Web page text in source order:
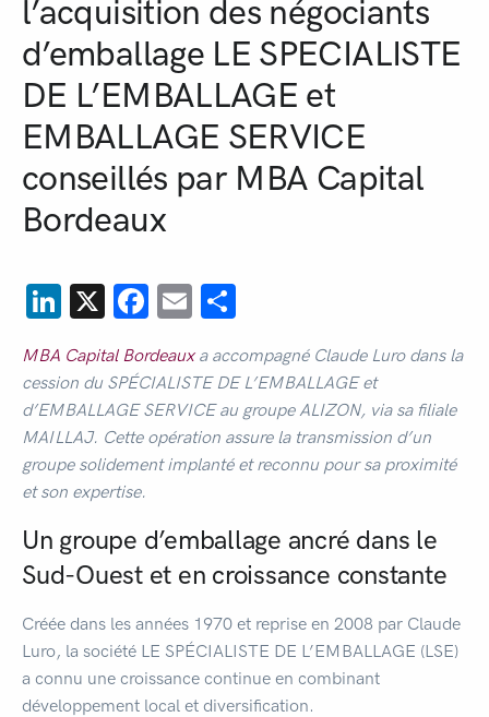
l’acquisition des négociants
d’emballage LE SPECIALISTE
DE L’EMBALLAGE et
EMBALLAGE SERVICE
conseillés par MBA Capital
Bordeaux
LinkedIn
X Facebook
Email
MBA Capital Bordeauxa accompagné Claude Luro dans la
cession du SPÉCIALISTE DE L’EMBALLAGE et
d’EMBALLAGE SERVICE au groupe ALIZON, via sa filiale
MAILLAJ. Cette opération assure la transmission d’un
groupe solidement implanté et reconnu pour sa proximité
et son expertise.
Un groupe d’emballage ancré dans le
Sud-Ouest et en croissance constante
Créée dans les années 1970 et reprise en 2008 par Claude
Luro, la société LE SPÉCIALISTE DE L’EMBALLAGE (LSE)
a connu une croissance continue en combinant
développement local et diversification.